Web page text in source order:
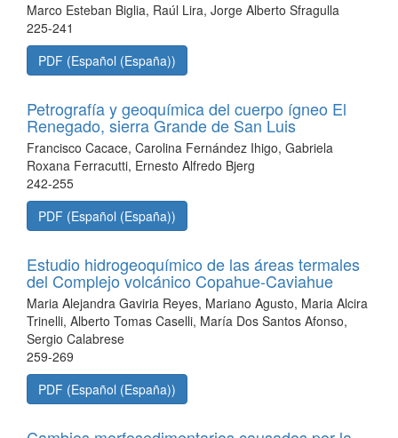
Marco Esteban Biglia, Raúl Lira, Jorge Alberto Sfragulla
225-241
PDF (Español (España))
Petrografía y geoquímica del cuerpo ígneo El
Renegado, sierra Grande de San Luis
Francisco Cacace, Carolina Fernández Ihigo, Gabriela
Roxana Ferracutti, Ernesto Alfredo Bjerg
242-255
PDF (Español (España))
Estudio hidrogeoquímico de las áreas termales
del Complejo volcánico Copahue-Caviahue
Maria Alejandra Gaviria Reyes, Mariano Agusto, Maria Alcira
Trinelli, Alberto Tomas Caselli, María Dos Santos Afonso,
Sergio Calabrese
259-269
PDF (Español (España))